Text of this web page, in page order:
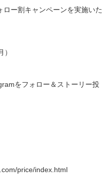
ー割キャンペーンを実施いた
をフォロー＆ストーリー投
price/index.html